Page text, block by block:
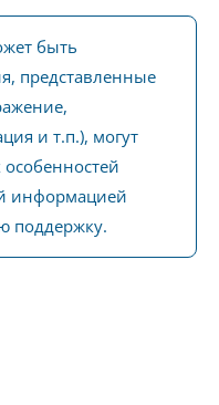
быть
представленные
и т.п.), могут
особенностей
информацией
поддержку.